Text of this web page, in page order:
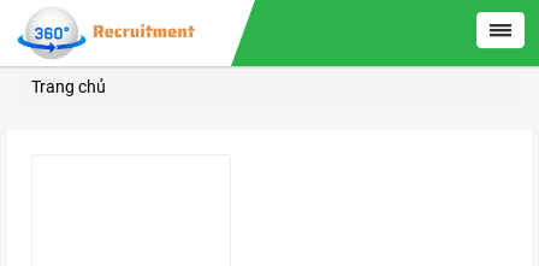
Trang chủ